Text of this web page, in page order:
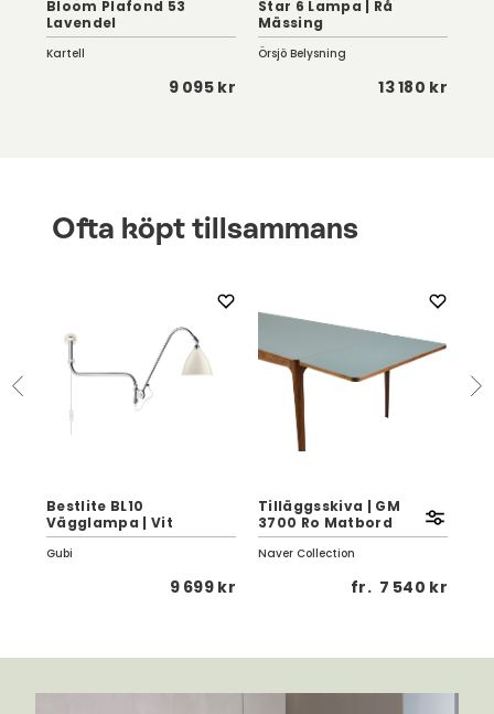
Bloom Plafond 53
Lavendel
Kartell
9 095 kr
Star 6 Lampa | Rå
Mässing
Örsjö Belysning
13 180 kr
Ofta köpt tillsammans
Bestlite BL10
Vägglampa | Vit
Gubi
9 699 kr
Tilläggsskiva | GM
3700 Ro Matbord
Naver Collection
fr. 7 540 kr